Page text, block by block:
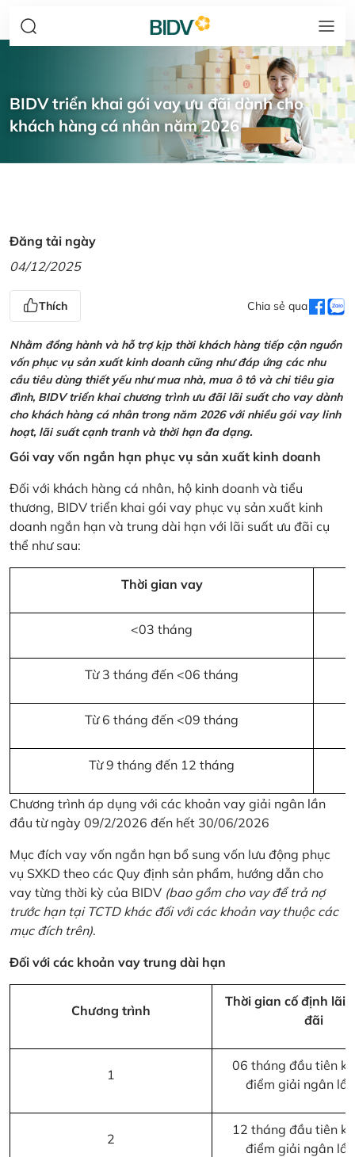
BIDV triển khai gói vay ưu đãi dành cho
khách hàng cá nhân năm 2026
Đăng tải ngày
04/12/2025
Thích Chia sẻ qua
Nhằm đồng hành và hỗ trợ kịp thời khách hàng tiếp cận nguồn
vốn phục vụ sản xuất kinh doanh cũng như đáp ứng các nhu
cầu tiêu dùng thiết yếu như mua nhà, mua ô tô và chi tiêu gia
đình, BIDV triển khai chương trình ưu đãi lãi suất cho vay dành
cho khách hàng cá nhân trong năm 2026 với nhiều gói vay linh
hoạt, lãi suất cạnh tranh và thời hạn đa dạng.
Gói vay vốn ngắn hạn phục vụ sản xuất kinh doanh
Đối với khách hàng cá nhân, hộ kinh doanh và tiểu
thương, BIDV triển khai gói vay phục vụ sản xuất kinh
doanh ngắn hạn và trung dài hạn với lãi suất ưu đãi cụ
thể như sau:
Thời gian vay
<03 tháng
Từ 3 tháng đến <06 tháng
Từ 6 tháng đến <09 tháng
Từ 9 tháng đến 12 tháng
Chương trình áp dụng với các khoản vay giải ngân lần
đầu từ ngày 09/2/2026 đến hết 30/06/2026
Mục đích vay vốn ngắn hạn bổ sung vốn lưu động phục
vụ SXKD theo các Quy định sản phẩm, hướng dẫn cho
vay từng thời kỳ của BIDV (bao gồm cho vay để trả nợ
trước hạn tại TCTD khác đối với các khoản vay thuộc các
mục đích trên).
Đối với các khoản vay trung dài hạn
Chương trình
Thời gian cố định lãi
đãi
1
06 tháng đầu tiên
điểm giải ngân
2
12 tháng đầu tiên
điểm giải ngân